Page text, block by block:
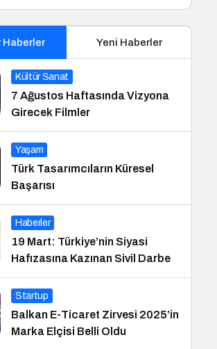
Haberler Yeni Haberler
Kültür Sanat
7 Ağustos Haftasında Vizyona
Girecek Filmler
Yaşam
Türk Tasarımcıların Küresel
Başarısı
Haberler
19 Mart: Türkiye’nin Siyasi
Hafızasına Kazınan Sivil Darbe
Startup
Balkan E-Ticaret Zirvesi 2025’in
Marka Elçisi Belli Oldu